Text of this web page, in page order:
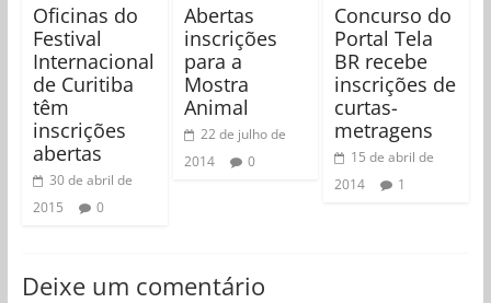
Oficinas do
Festival
Internacional
de Curitiba
têm
inscrições
abertas
30 de abril de
2015
0
Abertas
inscrições
para a
Mostra
Animal
22 de julho de
2014
0
Concurso do
Portal Tela
BR recebe
inscrições de
curtas-
metragens
15 de abril de
2014
1
Deixe um comentário